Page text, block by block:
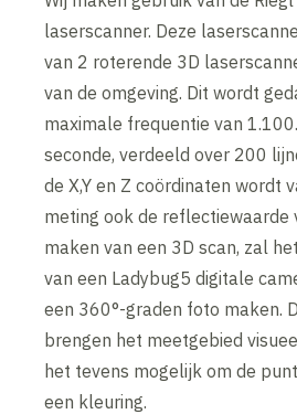
laserscanner. Deze
van 2 roterende 3D
van de omgeving. Dit wordt
maximale frequentie van
seconde, verdeeld over 200
de X,Y en Z coördinaten wordt
meting ook de reflectiewaarde
maken van een 3D scan, zal
van een Ladybug5 digitale
een 360°-graden foto maken.
brengen het meetgebied
het tevens mogelijk om de
een kleuring.